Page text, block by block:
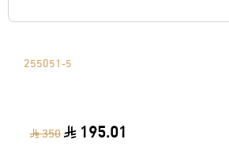
255051-5
195.01
350